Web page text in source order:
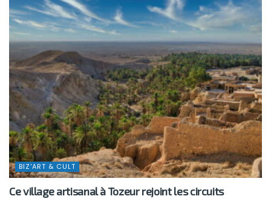
BIZ'ART & CULT
Ce village artisanal à Tozeur rejoint les circuits